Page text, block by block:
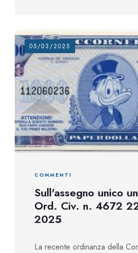
05/03/2025
COMMENTI
Sull'assegno unico
Ord. Civ. n. 4672
2025
La recente ordinanza della